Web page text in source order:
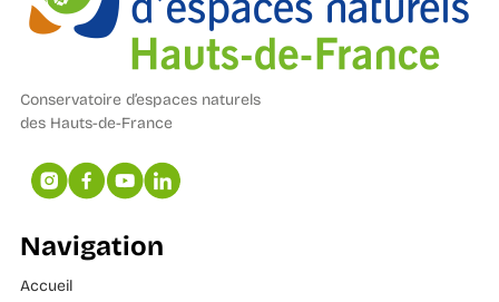
Conservatoire d’espaces naturels
des Hauts-de-France
Navigation
Accueil